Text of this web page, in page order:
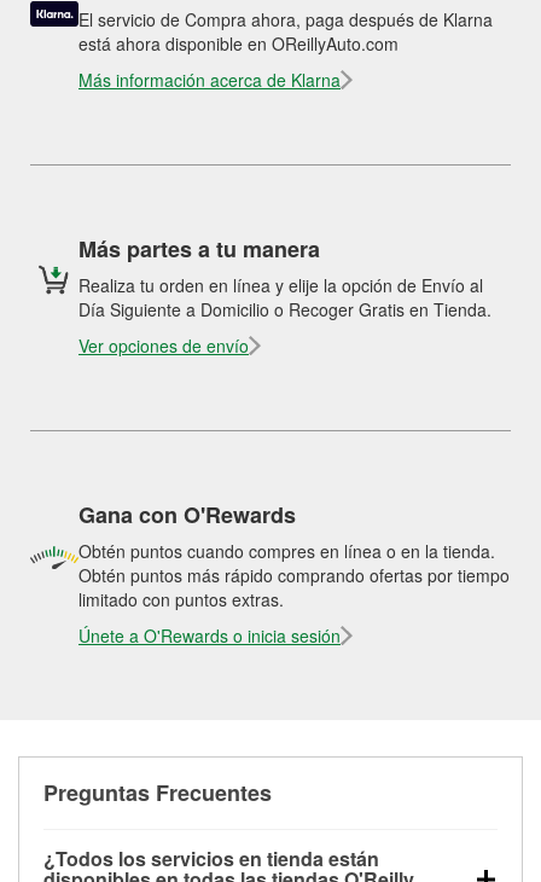
El servicio de Compra ahora, paga después de Klarna
está ahora disponible en OReillyAuto.com
Más información acerca de Klarna
Más partes a tu manera
Realiza tu orden en línea y elije la opción de Envío al
Día Siguiente a Domicilio o Recoger Gratis en Tienda.
Ver opciones de envío
Gana con O'Rewards
Obtén puntos cuando compres en línea o en la tienda.
Obtén puntos más rápido comprando ofertas por tiempo
limitado con puntos extras.
Únete a O'Rewards o inicia sesión
Preguntas Frecuentes
¿Todos los servicios en tienda están